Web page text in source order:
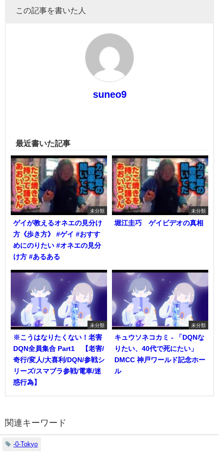
この記事を書いた人
suneo9
最近書いた記事
未分類
ゲイが教えるオネエの見分け
方《歩き方》 #ゲイ #おすす
めにのりたい #オネエの見分
け方 #あるある
未分類
堀江圭巧 ゲイビデオの真相
未分類
※こうはなりたくない！老害
DQN全員集合 Part1 【老害/
奇行/変人/大喜利/DQN/参戦シ
リーズ/スマブラ参戦/電車/迷
惑行為】
未分類
キュウソネコカミ - 「DQNな
りたい、40代で死にたい」
DMCC 神戸ワールド記念ホー
ル
関連キーワード
-0-Tokyo